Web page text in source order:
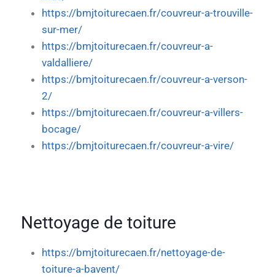
https://bmjtoiturecaen.fr/couvreur-a-trouville-
sur-mer/
https://bmjtoiturecaen.fr/couvreur-a-
valdalliere/
https://bmjtoiturecaen.fr/couvreur-a-verson-
2/
https://bmjtoiturecaen.fr/couvreur-a-villers-
bocage/
https://bmjtoiturecaen.fr/couvreur-a-vire/
Nettoyage de toiture
https://bmjtoiturecaen.fr/nettoyage-de-
toiture-a-bavent/